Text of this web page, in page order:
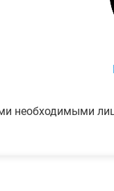
необходимыми